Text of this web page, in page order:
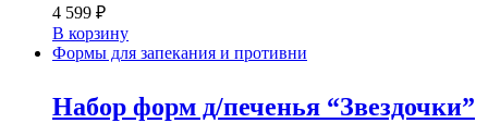
4 599 ₽
В корзину
Формы для запекания и противни
Набор форм д/печенья “Звездочки”